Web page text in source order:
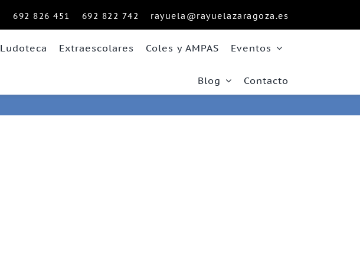
692 826 451 692 822 742 rayuela@rayuelazaragoza.es
Ludoteca Extraescolares Coles y AMPAS Eventos
Blog Contacto